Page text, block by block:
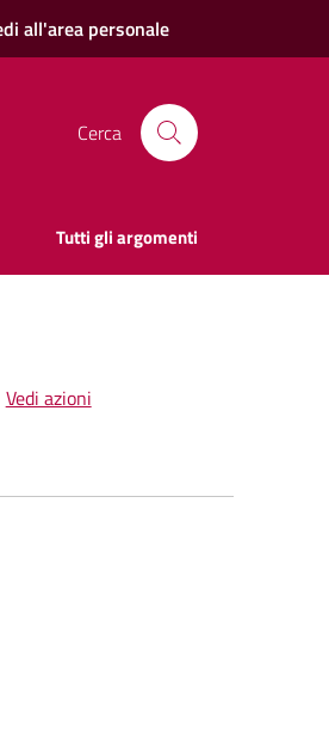
all'area personale
Cerca
Tutti gli argomenti
Vedi azioni